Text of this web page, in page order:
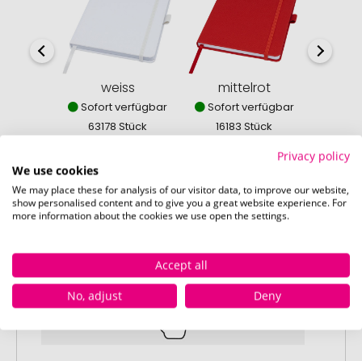
weiss
Sofort verfügbar
63178 Stück
mittelrot
Sofort verfügbar
16183 Stück
So einfach bestellen Sie Ihre Werbeartikel bei
Privacy policy
We use cookies
We may place these for analysis of our visitor data, to improve our website,
show personalised content and to give you a great website experience. For
more information about the cookies we use open the settings.
Accept all
No, adjust
Deny